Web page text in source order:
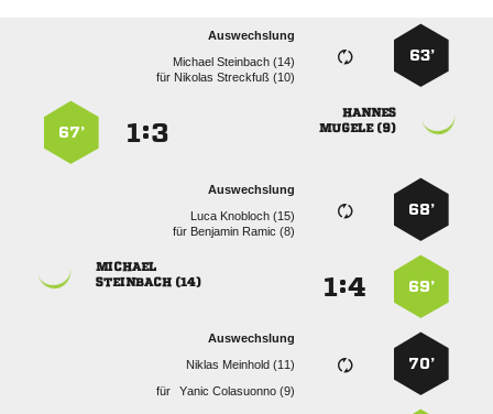
63’
Auswechslung
  
für   

 
:
67’
68’
Auswechslung
  
für   
69’
:

 
70’
Auswechslung
  
für
  